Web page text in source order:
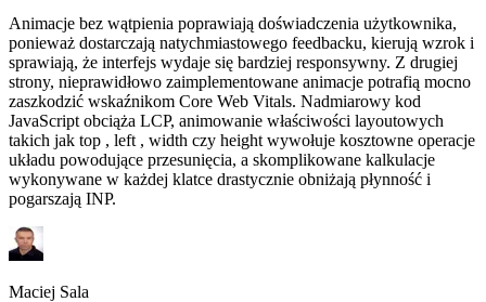
Animacje bez wątpienia poprawiają doświadczenia użytkownika,
ponieważ dostarczają natychmiastowego feedbacku, kierują wzrok i
sprawiają, że interfejs wydaje się bardziej responsywny. Z drugiej
strony, nieprawidłowo zaimplementowane animacje potrafią mocno
zaszkodzić wskaźnikom Core Web Vitals. Nadmiarowy kod
JavaScript obciąża LCP, animowanie właściwości layoutowych
takich jak top , left , width czy height wywołuje kosztowne operacje
układu powodujące przesunięcia, a skomplikowane kalkulacje
wykonywane w każdej klatce drastycznie obniżają płynność i
pogarszają INP.
Maciej Sala